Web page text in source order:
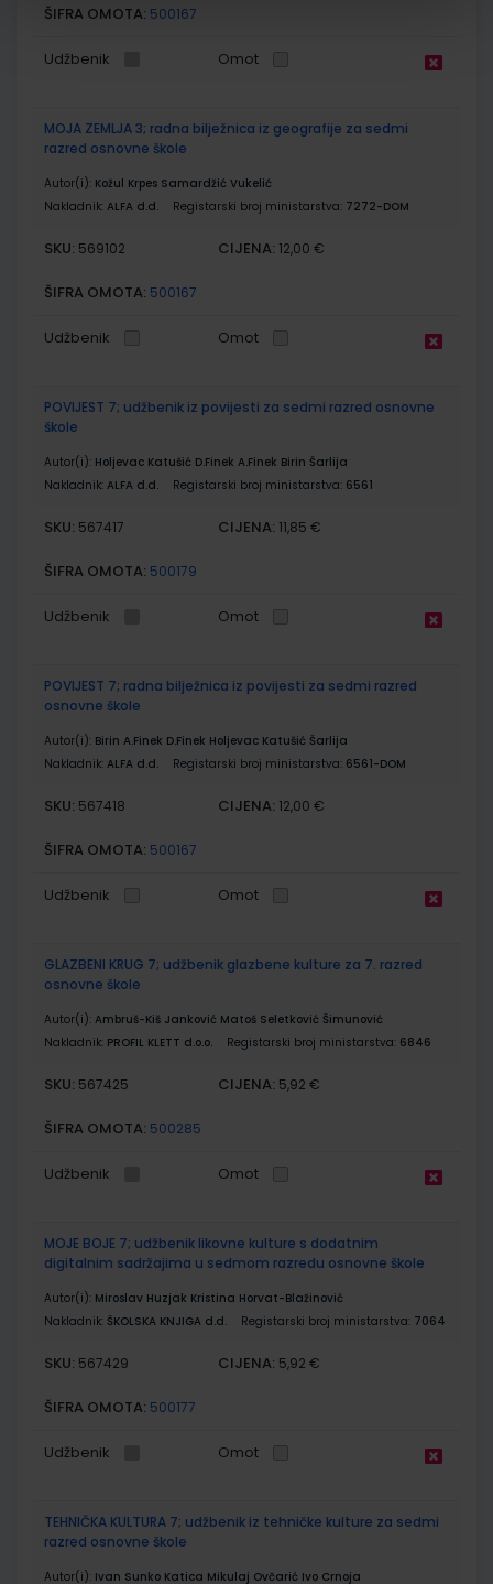
ŠIFRA OMOTA: 500167
Udžbenik Omot
MOJA ZEMLJA 3; radna bilježnica iz geografije za sedmi
razred osnovne škole
Autor(i): Kožul Krpes Samardžić Vukelić
Nakladnik: ALFA d.d. Registarski broj ministarstva: 7272-DOM
SKU: 569102 CIJENA: 12,00 €
ŠIFRA OMOTA: 500167
Udžbenik Omot
POVIJEST 7; udžbenik iz povijesti za sedmi razred osnovne
škole
Autor(i): Holjevac Katušić D.Finek A.Finek Birin Šarlija
Nakladnik: ALFA d.d. Registarski broj ministarstva: 6561
SKU: 567417 CIJENA: 11,85 €
ŠIFRA OMOTA: 500179
Udžbenik Omot
POVIJEST 7; radna bilježnica iz povijesti za sedmi razred
osnovne škole
Autor(i): Birin A.Finek D.Finek Holjevac Katušić Šarlija
Nakladnik: ALFA d.d. Registarski broj ministarstva: 6561-DOM
SKU: 567418 CIJENA: 12,00 €
ŠIFRA OMOTA: 500167
Udžbenik Omot
GLAZBENI KRUG 7; udžbenik glazbene kulture za 7. razred
osnovne škole
Autor(i): Ambruš-Kiš Janković Matoš Seletković Šimunović
Nakladnik: PROFIL KLETT d.o.o. Registarski broj ministarstva: 6846
SKU: 567425 CIJENA: 5,92 €
ŠIFRA OMOTA: 500285
Udžbenik Omot
MOJE BOJE 7; udžbenik likovne kulture s dodatnim
digitalnim sadržajima u sedmom razredu osnovne škole
Autor(i): Miroslav Huzjak Kristina Horvat-Blažinović
Nakladnik: ŠKOLSKA KNJIGA d.d. Registarski broj ministarstva: 7064
SKU: 567429 CIJENA: 5,92 €
ŠIFRA OMOTA: 500177
Udžbenik Omot
TEHNIČKA KULTURA 7; udžbenik iz tehničke kulture za sedmi
razred osnovne škole
Autor(i): Ivan Sunko Katica Mikulaj Ovčarić Ivo Crnoja